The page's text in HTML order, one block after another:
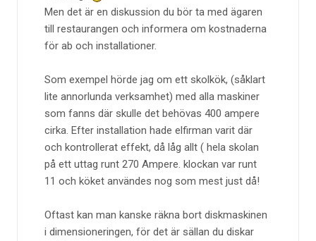
Men det är en diskussion du bör ta med ägaren
till restaurangen och informera om kostnaderna
för ab och installationer.
Som exempel hörde jag om ett skolkök, (såklart
lite annorlunda verksamhet) med alla maskiner
som fanns där skulle det behövas 400 ampere
cirka. Efter installation hade elfirman varit där
och kontrollerat effekt, då låg allt ( hela skolan
på ett uttag runt 270 Ampere. klockan var runt
11 och köket användes nog som mest just då!
Oftast kan man kanske räkna bort diskmaskinen
i dimensioneringen, för det är sällan du diskar